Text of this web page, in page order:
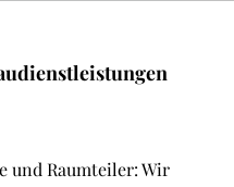
und Raumteiler: Wir